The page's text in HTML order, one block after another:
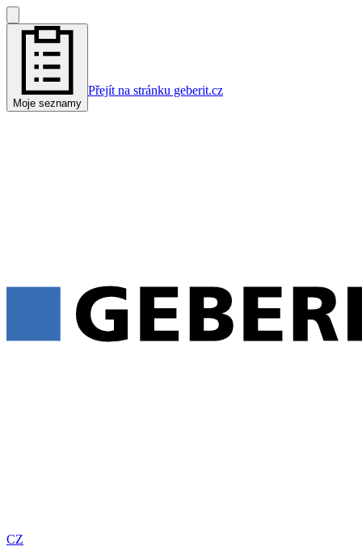
Moje seznamy
Přejít na stránku geberit.cz
CZ